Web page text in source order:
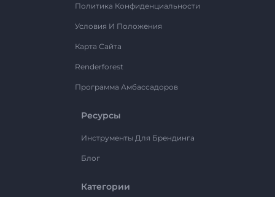
Политика Конфиденциальности
Условия И Положения
Карта Сайта
Renderforest
Программа Амбассадоров
Ресурсы
Инструменты Для Брендинга
Блог
Категории